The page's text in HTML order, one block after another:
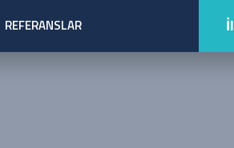
REFERANSLAR